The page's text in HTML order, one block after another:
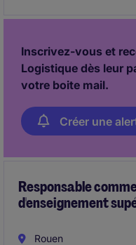
En tant que
incarnez la marque et
pour nos clients
Inscrivez-vous et
Logistique dès leur
votre boite mail.
Créer une
Responsable
d'enseignement
Rouen